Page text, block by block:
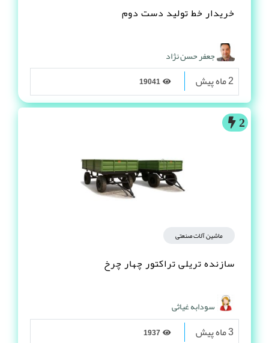
خریدار خط تولید دست دوم
جعفر حسن نژاد
2 ماه پیش
2
ماشین آلات صنعتی
سازنده تریلی تراکتور چهار چرخ
سودابه غیاثی
3 ماه پیش